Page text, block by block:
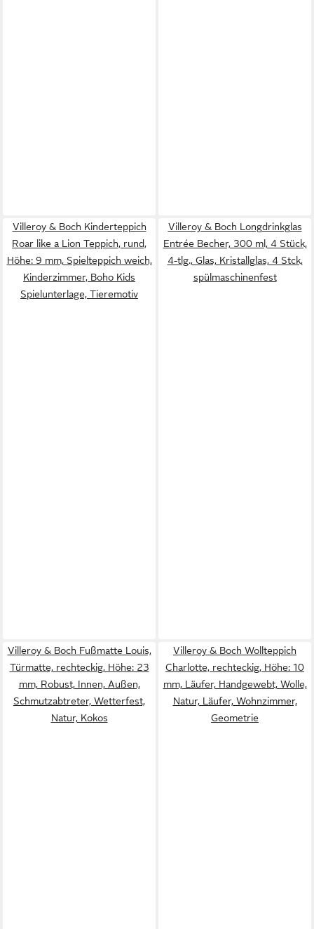
Villeroy & Boch Kinderteppich
Roar like a Lion Teppich, rund,
Höhe: 9 mm, Spielteppich weich,
Kinderzimmer, Boho Kids
Spielunterlage, Tieremotiv
Villeroy & Boch Longdrinkglas
Entrée Becher, 300 ml, 4 Stück,
4-tlg., Glas, Kristallglas, 4 Stck,
spülmaschinenfest
Villeroy & Boch Fußmatte Louis,
Türmatte, rechteckig, Höhe: 23
mm, Robust, Innen, Außen,
Schmutzabtreter, Wetterfest,
Natur, Kokos
Villeroy & Boch Wollteppich
Charlotte, rechteckig, Höhe: 10
mm, Läufer, Handgewebt, Wolle,
Natur, Läufer, Wohnzimmer,
Geometrie